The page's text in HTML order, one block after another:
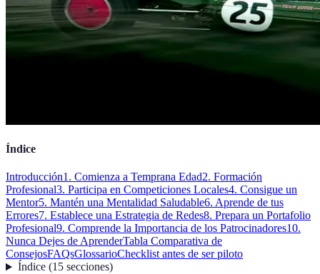
Índice
Introducción1. Comienza a Temprana Edad2. Formación
Profesional3. Participa en Competiciones Locales4. Consigue un
Mentor5. Mantén una Mentalidad Saludable6. Aprende de tus
Errores7. Establece una Estrategia de Redes8. Prepara un Portafolio
Profesional9. Comprende la Importancia de los Patrocinadores10.
Nunca Dejes de AprenderTabla Comparativa de
ConsejosFAQsGlossarioChecklist antes de ser piloto
Índice(15 secciones)